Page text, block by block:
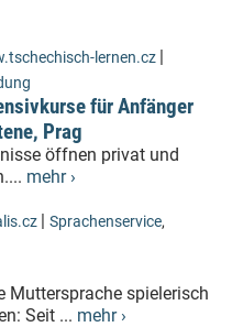
lernen.cz |
für Anfänger
Prag
öffnen privat und
mehr ›
| Sprachenservice,
Muttersprache spielerisch
Seit ... mehr ›